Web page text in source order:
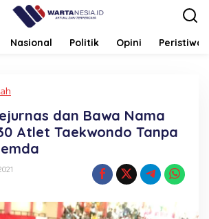
Nasional Politik Opini Peristiwa
Kejurnas
dan
Bawa
Nama
Pohuwato,
Taekwondo
Tanpa
dan Bawa Nama
Atlet Taekwondo Tanpa